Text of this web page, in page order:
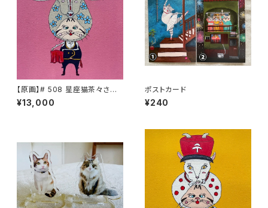
【原画】# 508 星座猫茶々さん
牡牛座２
¥13,000
ポストカード
¥240